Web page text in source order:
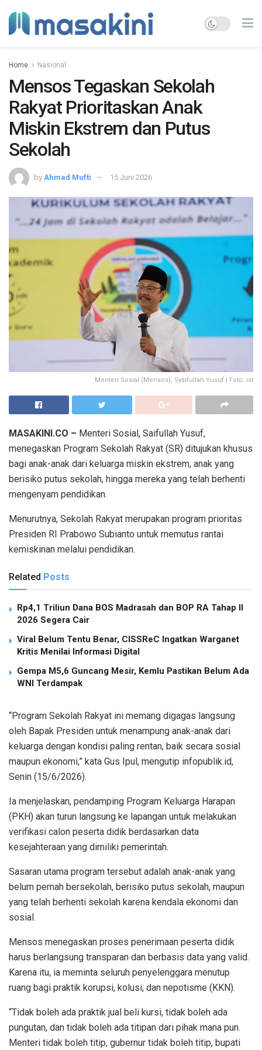
Home Nasional
Mensos Tegaskan Sekolah
Rakyat Prioritaskan Anak
Miskin Ekstrem dan Putus
Sekolah
by Ahmad Mufti 15 Juni 2026
Menteri Sosial (Mensos), Syaifullah Yusuf | Foto: ist
MASAKINI.CO – Menteri Sosial, Saifullah Yusuf,
menegaskan Program Sekolah Rakyat (SR) ditujukan khusus
bagi anak-anak dari keluarga miskin ekstrem, anak yang
berisiko putus sekolah, hingga mereka yang telah berhenti
mengenyam pendidikan.
Menurutnya, Sekolah Rakyat merupakan program prioritas
Presiden RI Prabowo Subianto untuk memutus rantai
kemiskinan melalui pendidikan.
Related Posts
Rp4,1 Triliun Dana BOS Madrasah dan BOP RA Tahap II
2026 Segera Cair
Viral Belum Tentu Benar, CISSReC Ingatkan Warganet
Kritis Menilai Informasi Digital
Gempa M5,6 Guncang Mesir, Kemlu Pastikan Belum Ada
WNI Terdampak
“Program Sekolah Rakyat ini memang digagas langsung
oleh Bapak Presiden untuk menampung anak-anak dari
keluarga dengan kondisi paling rentan, baik secara sosial
maupun ekonomi,” kata Gus Ipul, mengutip infopublik.id,
Senin (15/6/2026).
Ia menjelaskan, pendamping Program Keluarga Harapan
(PKH) akan turun langsung ke lapangan untuk melakukan
verifikasi calon peserta didik berdasarkan data
kesejahteraan yang dimiliki pemerintah.
Sasaran utama program tersebut adalah anak-anak yang
belum pernah bersekolah, berisiko putus sekolah, maupun
yang telah berhenti sekolah karena kendala ekonomi dan
sosial.
Mensos menegaskan proses penerimaan peserta didik
harus berlangsung transparan dan berbasis data yang valid.
Karena itu, ia meminta seluruh penyelenggara menutup
ruang bagi praktik korupsi, kolusi, dan nepotisme (KKN).
“Tidak boleh ada praktik jual beli kursi, tidak boleh ada
pungutan, dan tidak boleh ada titipan dari pihak mana pun.
Menteri tidak boleh titip, gubernur tidak boleh titip, bupati